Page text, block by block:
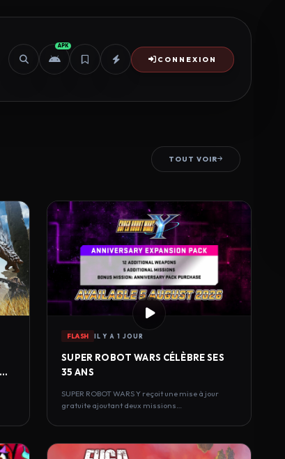
APK
CONNEXION
TOUT VOIR
FLASH IL Y A 1 JOUR
SUPER ROBOT WARS CÉLÈBRE SES
35 ANS
SUPER ROBOT WARS Y reçoit une mise à jour
gratuite ajoutant deux missions